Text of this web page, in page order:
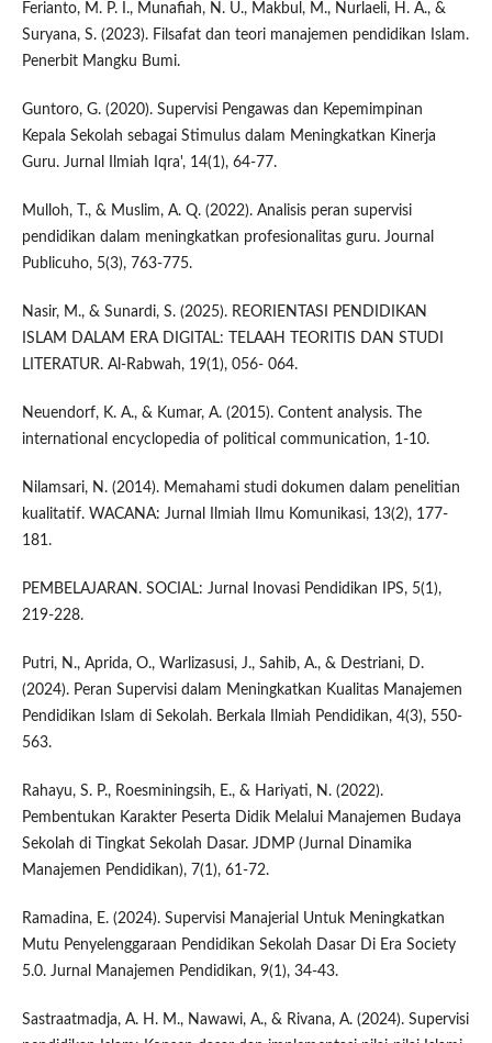
Ferianto, M. P. I., Munafiah, N. U., Makbul, M., Nurlaeli, H. A., &
Suryana, S. (2023). Filsafat dan teori manajemen pendidikan Islam.
Penerbit Mangku Bumi.
Guntoro, G. (2020). Supervisi Pengawas dan Kepemimpinan
Kepala Sekolah sebagai Stimulus dalam Meningkatkan Kinerja
Guru. Jurnal Ilmiah Iqra', 14(1), 64-77.
Mulloh, T., & Muslim, A. Q. (2022). Analisis peran supervisi
pendidikan dalam meningkatkan profesionalitas guru. Journal
Publicuho, 5(3), 763-775.
Nasir, M., & Sunardi, S. (2025). REORIENTASI PENDIDIKAN
ISLAM DALAM ERA DIGITAL: TELAAH TEORITIS DAN STUDI
LITERATUR. Al-Rabwah, 19(1), 056- 064.
Neuendorf, K. A., & Kumar, A. (2015). Content analysis. The
international encyclopedia of political communication, 1-10.
Nilamsari, N. (2014). Memahami studi dokumen dalam penelitian
kualitatif. WACANA: Jurnal Ilmiah Ilmu Komunikasi, 13(2), 177-
181.
PEMBELAJARAN. SOCIAL: Jurnal Inovasi Pendidikan IPS, 5(1),
219-228.
Putri, N., Aprida, O., Warlizasusi, J., Sahib, A., & Destriani, D.
(2024). Peran Supervisi dalam Meningkatkan Kualitas Manajemen
Pendidikan Islam di Sekolah. Berkala Ilmiah Pendidikan, 4(3), 550-
563.
Rahayu, S. P., Roesminingsih, E., & Hariyati, N. (2022).
Pembentukan Karakter Peserta Didik Melalui Manajemen Budaya
Sekolah di Tingkat Sekolah Dasar. JDMP (Jurnal Dinamika
Manajemen Pendidikan), 7(1), 61-72.
Ramadina, E. (2024). Supervisi Manajerial Untuk Meningkatkan
Mutu Penyelenggaraan Pendidikan Sekolah Dasar Di Era Society
5.0. Jurnal Manajemen Pendidikan, 9(1), 34-43.
Sastraatmadja, A. H. M., Nawawi, A., & Rivana, A. (2024). Supervisi